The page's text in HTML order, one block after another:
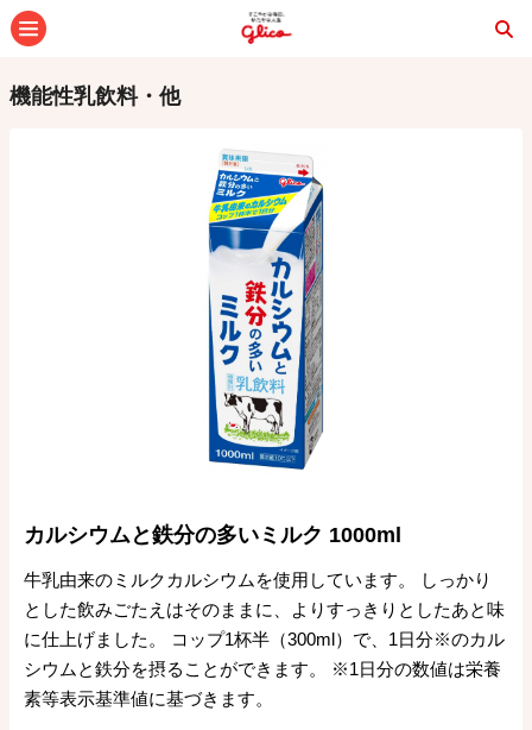
機能性乳飲料・他
カルシウムと鉄分の多いミルク 1000ml
牛乳由来のミルクカルシウムを使用しています。 しっかり
とした飲みごたえはそのままに、よりすっきりとしたあと味
に仕上げました。 コップ1杯半（300ml）で、1日分※のカル
シウムと鉄分を摂ることができます。 ※1日分の数値は栄養
素等表示基準値に基づきます。